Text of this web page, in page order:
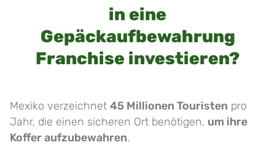
in eine
Gepäckaufbewahrung
Franchise investieren?
Mexiko verzeichnet 45 Millionen Touristen pro
Jahr, die einen sicheren Ort benötigen, um ihre
Koffer aufzubewahren.